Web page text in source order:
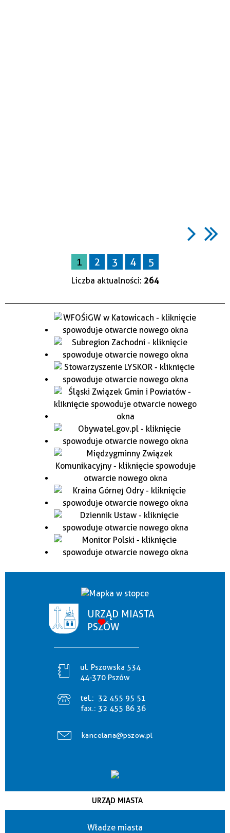
1 2 3 4 5
Liczba aktualności: 264
URZĄD MIASTA
PSZÓW
ul. Pszowska 534
44-370 Pszów
tel.: 32 455 95 51
fax.: 32 455 86 36
kancelaria@pszow.pl
URZĄD MIASTA
Władze miasta